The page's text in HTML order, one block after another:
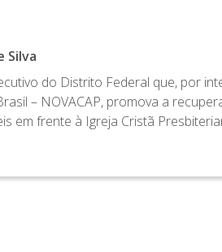
Silva
do Distrito Federal que, por
– NOVACAP, promova a
em frente à Igreja Cristã